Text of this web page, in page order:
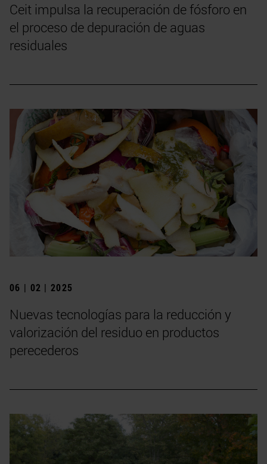
Ceit impulsa la recuperación de fósforo en
el proceso de depuración de aguas
residuales
06 | 02 | 2025
Nuevas tecnologías para la reducción y
valorización del residuo en productos
perecederos